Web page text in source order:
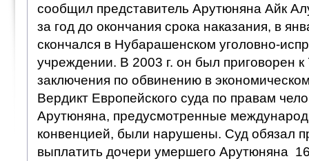
сообщил представитель Арутюняна Айк
за год до окончания срока наказания, в
скончался в Нубарашенском уголовно-
учреждении. В 2003 г. он был приговорен
заключения по обвинению в
Вердикт Европейского суда по правам
Арутюняна, предусмотренные
конвенцией, были нарушены. Суд обязал
выплатить дочери умершего Арутюняна